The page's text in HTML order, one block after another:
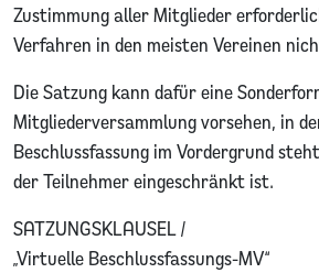
Zustimmung aller Mitglieder
Verfahren in den meisten Vereinen
Die Satzung kann dafür eine
Mitgliederversammlung vorsehen, in
Beschlussfassung im Vordergrund
der Teilnehmer eingeschränkt ist.
SATZUNGSKLAUSEL /
„Virtuelle Beschlussfassungs-MV“